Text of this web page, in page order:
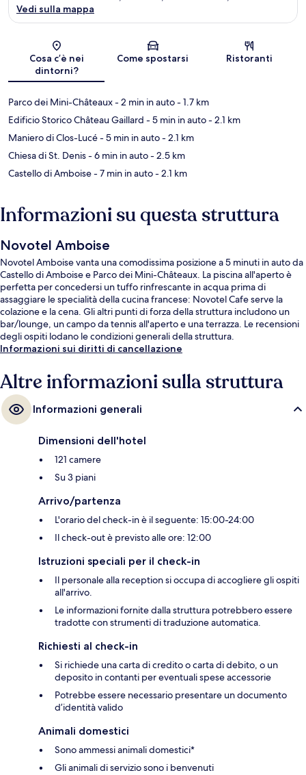
Mappa
Vedi sulla mappa
Cosa c’è nei
dintorni?
Come spostarsi Ristoranti
Parco dei Mini-Châteaux- 2 min in auto- 1.7 km
Edificio Storico Château Gaillard - 5 min in auto- 2.1 km
Maniero di Clos-Lucé- 5 min in auto- 2.1 km
Chiesa di St. Denis- 6 min in auto- 2.5 km
Castello di Amboise- 7 min in auto- 2.1 km
Informazioni su questa struttura
Novotel Amboise
Novotel Amboise vanta una comodissima posizione a 5 minuti in auto da
Castello di Amboise e Parco dei Mini-Châteaux. La piscina all'aperto è
perfetta per concedersi un tuffo rinfrescante in acqua prima di
assaggiare le specialità della cucina francese: Novotel Cafe serve la
colazione e la cena. Gli altri punti di forza della struttura includono un
bar/lounge, un campo da tennis all'aperto e una terrazza. Le recensioni
degli ospiti lodano le condizioni generali della struttura.
Informazioni sui diritti di cancellazione
Altre informazioni sulla struttura
Informazioni generali
Dimensioni dell'hotel
121 camere
Su 3 piani
Arrivo/partenza
L'orario del check-in è il seguente: 15:00-24:00
Il check-out è previsto alle ore: 12:00
Istruzioni speciali per il check-in
Il personale alla reception si occupa di accogliere gli ospiti
all'arrivo.
Le informazioni fornite dalla struttura potrebbero essere
tradotte con strumenti di traduzione automatica.
Richiesti al check-in
Si richiede una carta di credito o carta di debito, o un
deposito in contanti per eventuali spese accessorie
Potrebbe essere necessario presentare un documento
d’identità valido
Animali domestici
Sono ammessi animali domestici*
Gli animali di servizio sono i benvenuti